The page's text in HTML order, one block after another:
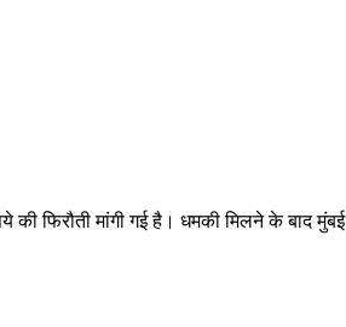
फिरौती मांगी गई है। धमकी मिलने के बाद मुंबई